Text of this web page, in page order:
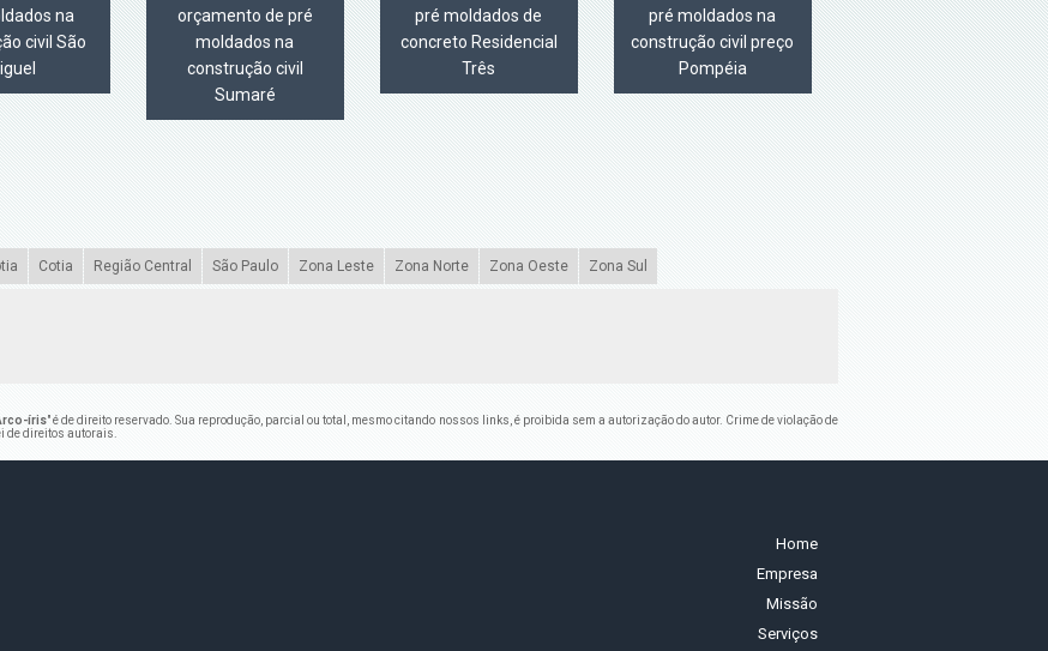
na
civil São
orçamento de pré
moldados na
construção civil
Sumaré
pré moldados de
concreto Residencial
Três
pré moldados na
construção civil preço
Pompéia
Cotia Região Central São Paulo Zona Leste Zona Norte Zona Oeste Zona Sul
íris" é de direito reservado. Sua reprodução, parcial ou total, mesmo citando nossos links, é proibida sem a autorização do autor. Crime de violação de
de direitos autorais.
Home
Empresa
Missão
Serviços